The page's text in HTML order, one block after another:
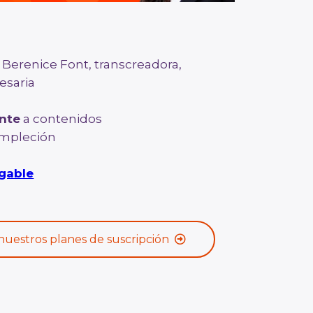
Berenice Font, transcreadora,
a contenidos
planes de suscripción